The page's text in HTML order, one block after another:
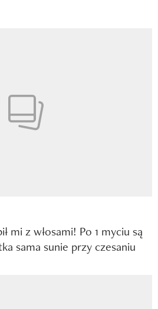
mi z włosami! Po 1 myciu są
sama sunie przy czesaniu